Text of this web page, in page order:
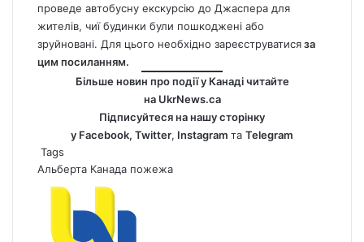
проведе автобусну екскурсію до Джаспера для
жителів, чиї будинки були пошкоджені або
зруйновані. Для цього необхідно зареєструватисяза
цим посиланням.
Більше новин про події у Канаді читайте
на UkrNews.ca
Підписуйтеся на нашу сторінку
у Facebook, Twitter, Instagram та Telegram
Tags
Альберта Канада пожежа